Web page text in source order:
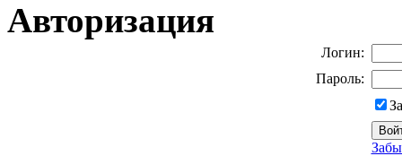
Авторизация
Логин:
Пароль: